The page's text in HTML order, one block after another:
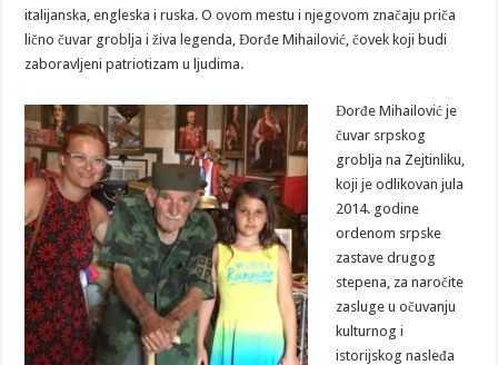
italijanska, engleska i ruska. O ovom mestu i njegovom značaju priča
lično čuvar groblja i živa legenda, Đorđe Mihailović, čovek koji budi
zaboravljeni patriotizam u ljudima.
Đorđe Mihailović je
čuvar srpskog
groblja na Zejtinliku,
koji je odlikovan jula
2014. godine
ordenom srpske
zastave drugog
stepena, za naročite
zasluge u očuvanju
kulturnog i
istorijskog nasleđa